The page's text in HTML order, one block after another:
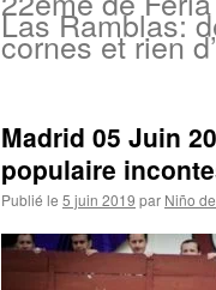
Las Ramblas:
cornes et rien
Madrid 05 Juin
populaire
Publié le 5 juin 2019 par Niño